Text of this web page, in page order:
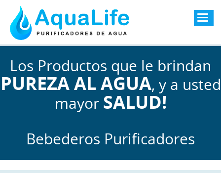
Los Productos que le brindan
PUREZA AL AGUA, y a usted
mayor SALUD!
Bebederos Purificadores